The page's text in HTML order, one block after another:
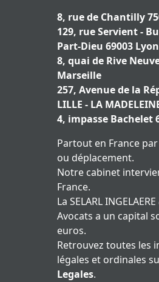
8, rue de Chantilly
129, rue Servient -
Part-Dieu 69003 Lyon
8, quai de Rive
Marseille
257, Avenue de la
LILLE - LA
4, impasse Bachelet
Partout en France
ou déplacement.
Notre cabinet
France.
La SELARL
Avocats a un capital
euros.
Retrouvez toutes les
légales et ordinales
Legales.